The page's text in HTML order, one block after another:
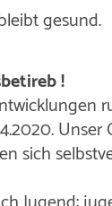
gesund.
!
sich